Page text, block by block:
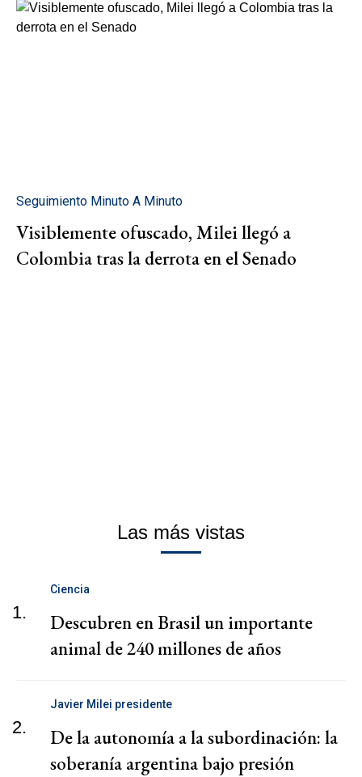
Seguimiento Minuto A Minuto
Visiblemente ofuscado, Milei llegó a
Colombia tras la derrota en el Senado
Las más vistas
1.
Ciencia
Descubren en Brasil un importante
animal de 240 millones de años
2.
Javier Milei presidente
De la autonomía a la subordinación: la
soberanía argentina bajo presión